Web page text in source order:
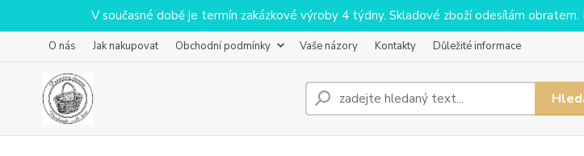
V současné době je termín zakázkové výroby 4 týdny. Skladové zboží odesílám
O nás Jak nakupovat Obchodní podmínky Vaše názory Kontakty Důležité informace